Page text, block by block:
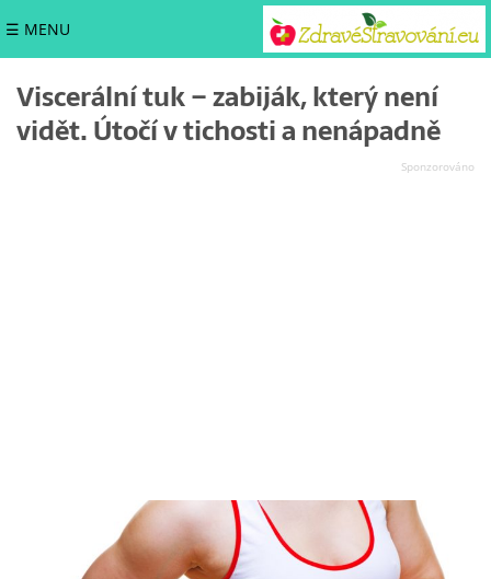
☰ MENU
Viscerální tuk – zabiják, který není
vidět. Útočí v tichosti a nenápadně